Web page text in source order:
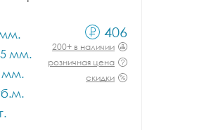
мм.
мм.
406
200+ в наличии
розничная цена
скидки